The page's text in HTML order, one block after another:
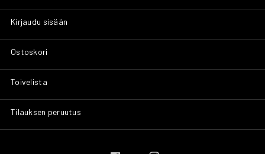
Kirjaudu sisään
Ostoskori
Toivelista
Tilauksen peruutus